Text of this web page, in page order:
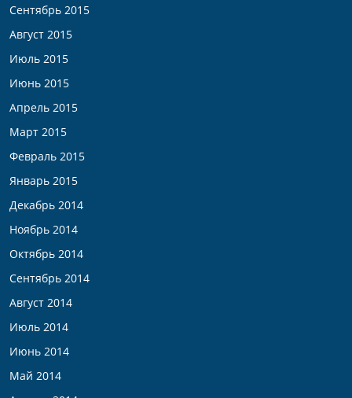
Сентябрь 2015
Август 2015
Июль 2015
Июнь 2015
Апрель 2015
Март 2015
Февраль 2015
Январь 2015
Декабрь 2014
Ноябрь 2014
Октябрь 2014
Сентябрь 2014
Август 2014
Июль 2014
Июнь 2014
Май 2014